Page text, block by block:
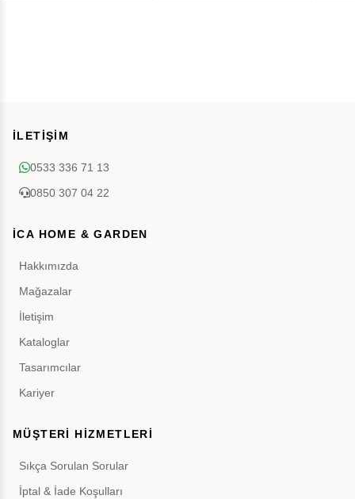
İLETİŞİM
0533 336 71 13
0850 307 04 22
İCA HOME & GARDEN
Hakkımızda
Mağazalar
İletişim
Kataloglar
Tasarımcılar
Kariyer
MÜŞTERİ HİZMETLERİ
Sıkça Sorulan Sorular
İptal & İade Koşulları